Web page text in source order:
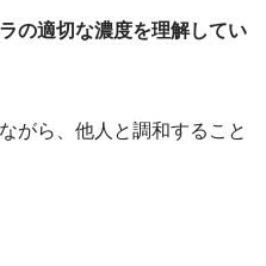
の適切な濃度を理解してい
がら、他人と調和すること